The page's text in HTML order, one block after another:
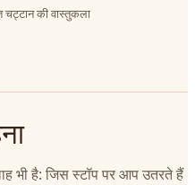
चट्टान की वास्तुकला
भी है: जिस स्टॉप पर आप उतरते हैं